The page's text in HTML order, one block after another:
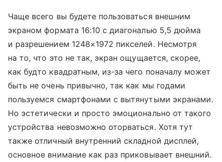
Чаще всего вы будете пользоваться внешним
экраном формата 16:10 с диагональю 5,5 дюйма
и разрешением 1248×1972 пикселей. Несмотря
на то, что это не так, экран ощущается, скорее,
как будто квадратным, из-за чего поначалу может
быть не очень привычно, так как мы годами
пользуемся смартфонами с вытянутыми экранами.
Но эстетически и просто эмоционально от такого
устройства невозможно оторваться. Хотя тут
также отличный внутренний складной дисплей,
основное внимание как раз приковывает внешний.